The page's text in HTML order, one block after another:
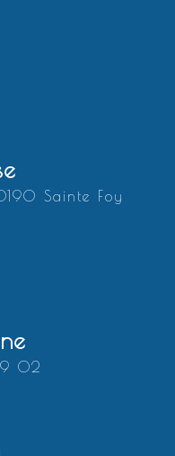
Sainte Foy
02